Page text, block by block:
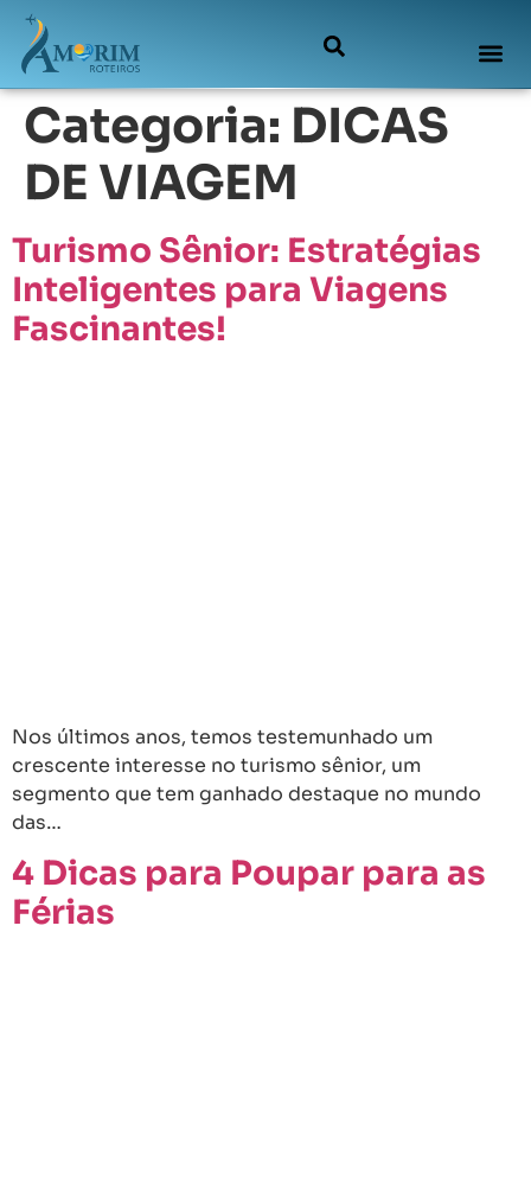
Categoria: DICAS
DE VIAGEM
Turismo Sênior: Estratégias
Inteligentes para Viagens
Fascinantes!
Nos últimos anos, temos testemunhado um
crescente interesse no turismo sênior, um
segmento que tem ganhado destaque no mundo
das…
4 Dicas para Poupar para as
Férias